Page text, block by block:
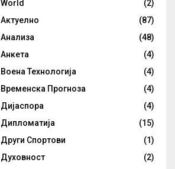
World
(2)
Актуелно
(87)
Анализа
(48)
Анкета
(4)
Воена Технологија
(4)
Временска Прогноза
(4)
Дијаспора
(4)
Дипломатија
(15)
Други Спортови
(1)
Духовност
(2)